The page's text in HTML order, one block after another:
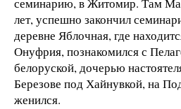
семинарию, в Житомир. Там
лет, успешно закончил
деревне Яблочная, где
Онуфрия, познакомился с
белоруской, дочерью
Березове под Хайнувкой, на
женился.